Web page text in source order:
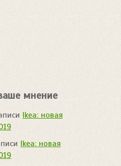
мнение
Ikea: новая
Ikea: новая